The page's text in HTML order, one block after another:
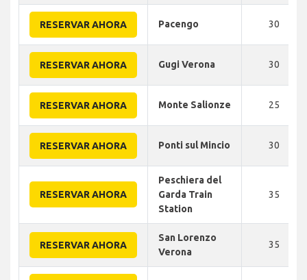
RESERVAR AHORA Pacengo 30
RESERVAR AHORA Gugi Verona 30
RESERVAR AHORA Monte Salionze 25
RESERVAR AHORA Ponti sul Mincio 30
RESERVAR AHORA
Peschiera del
Garda Train
Station
35
RESERVAR AHORA
San Lorenzo
Verona
35